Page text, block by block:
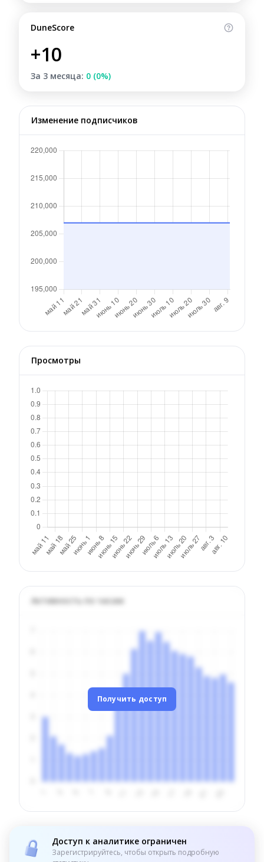
DuneScore
+10
За 3 месяца: 0 (0%)
Изменение подписчиков
Просмотры
Активность по часам
Получить доступ
Доступ к аналитике ограничен
Зарегистрируйтесь, чтобы открыть подробную